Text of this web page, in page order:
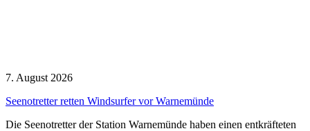
7. August 2026
Seenotretter retten Windsurfer vor Warnemünde
Die Seenotretter der Station Warnemünde haben einen entkräfteten